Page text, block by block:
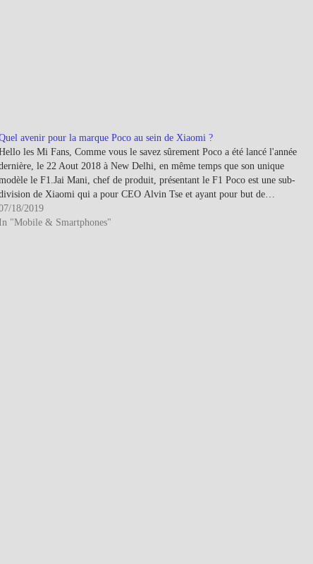
avenir pour la marque Poco au sein de Xiaomi ?
les Mi Fans, Comme vous le savez sûrement Poco a été lancé l'année
le 22 Aout 2018 à New Delhi, en même temps que son unique
le F1.Jai Mani, chef de produit, présentant le F1 Poco est une sub-
de Xiaomi qui a pour CEO Alvin Tse et ayant pour but de…
18/2019
In "Mobile & Smartphones"